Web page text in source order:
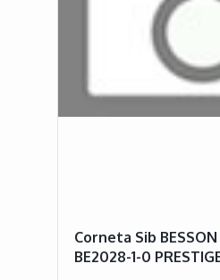
Corneta Sib
BE2028-1-0